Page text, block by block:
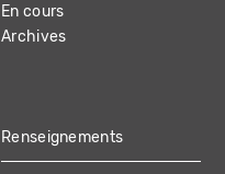
En cours
Archives
Renseignements